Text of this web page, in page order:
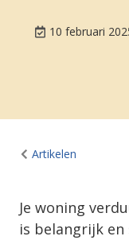
10 februari
Artikelen
Je woning
is belangrijk en